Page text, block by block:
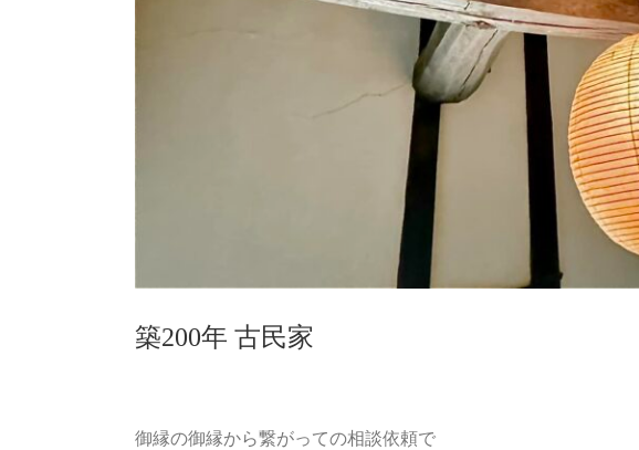
築200年 古民家
御縁の御縁から繋がっての相談依頼で